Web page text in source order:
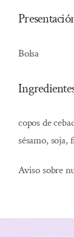
Bolsa
copos de
sésamo, soja,
Aviso sobre